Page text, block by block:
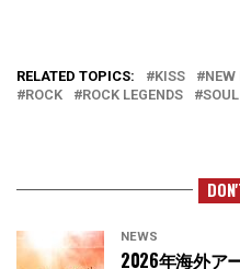
RELATED TOPICS: KISS NEW
ROCK
ROCK LEGENDS
NEWS
2026年海外ア